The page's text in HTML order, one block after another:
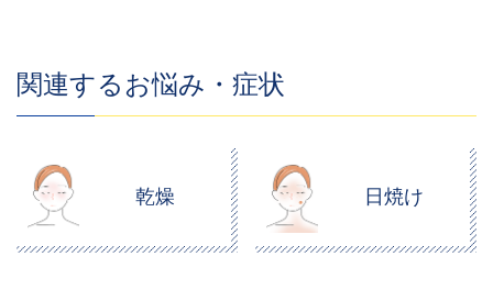
関連するお悩み・症状
乾燥 日焼け